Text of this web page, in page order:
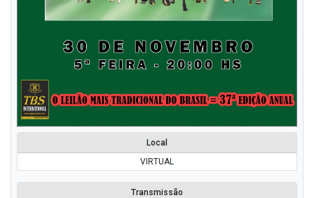
Local
VIRTUAL
Transmissão